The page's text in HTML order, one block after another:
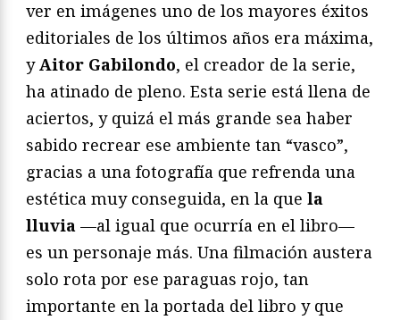
ver en imágenes uno de los mayores éxitos
editoriales de los últimos años era máxima,
yAitor Gabilondo, el creador de la serie,
ha atinado de pleno. Esta serie está llena de
aciertos, y quizá el más grande sea haber
sabido recrear ese ambiente tan “vasco”,
gracias a una fotografía que refrenda una
estética muy conseguida, en la que la
lluvia —al igual que ocurría en el libro—
es un personaje más. Una filmación austera
solo rota por ese paraguas rojo, tan
importante en la portada del libro y que